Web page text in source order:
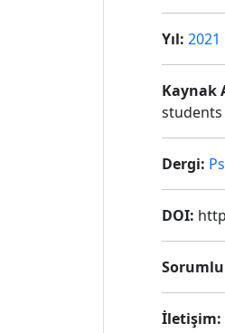
Yıl: 2021
Kaynak
Dergi:
DOI:
İletişim: